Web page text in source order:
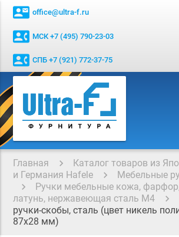
contact_mail office@ultra-f.ru
contact_phone МСК +7 (495) 790-23-03
contact_phone СПБ +7 (921) 772-37-75
Главная
Каталог товаров из
и Германия Hafele
Мебельные
Ручки мебельные кожа, фарфор,
латунь, нержавеющая сталь М4
ручки-скобы, сталь (цвет никель
87x28 мм)